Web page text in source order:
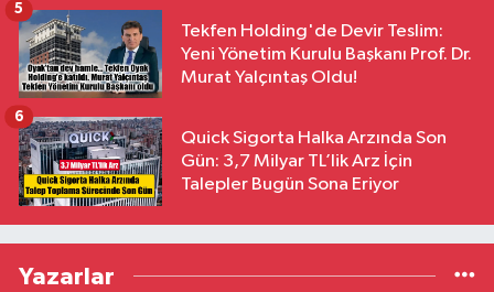
Tekfen Holding'de Devir Teslim:
Yeni Yönetim Kurulu Başkanı Prof. Dr.
Murat Yalçıntaş Oldu!
5
Quick Sigorta Halka Arzında Son
Gün: 3,7 Milyar TL’lik Arz İçin
Talepler Bugün Sona Eriyor
6
Yazarlar